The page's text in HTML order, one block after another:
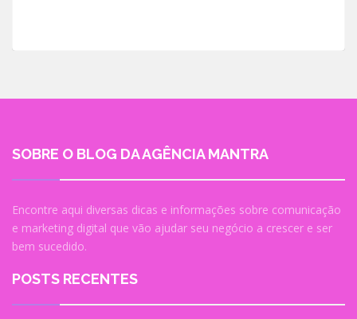
SOBRE O BLOG DA AGÊNCIA MANTRA
Encontre aqui diversas dicas e informações sobre comunicação
e marketing digital que vão ajudar seu negócio a crescer e ser
bem sucedido.
POSTS RECENTES